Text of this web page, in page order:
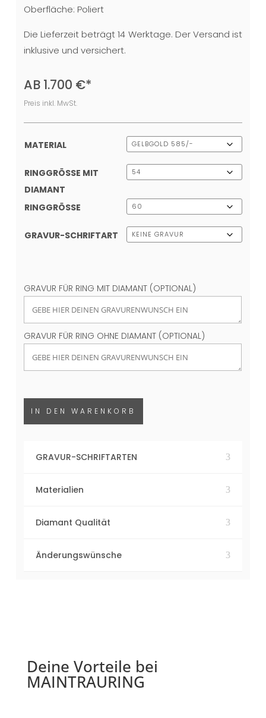
Oberfläche: Poliert
Die Lieferzeit beträgt 14 Werktage. Der Versand ist
inklusive und versichert.
AB 1.700 €*
Preis inkl. MwSt.
MATERIAL
RINGGRÖSSE MIT D
IAMANT
RINGGRÖSSE
GRAVUR-SCHRIFTART
GRAVUR FÜR RING MIT DIAMANT (OPTIONAL)
GRAVUR FÜR RING OHNE DIAMANT (OPTIONAL)
IN DEN WARENKORB
GRAVUR-SCHRIFTARTEN
Materialien
Diamant Qualität
Änderungswünsche
Deine Vorteile bei
MAINTRAURING